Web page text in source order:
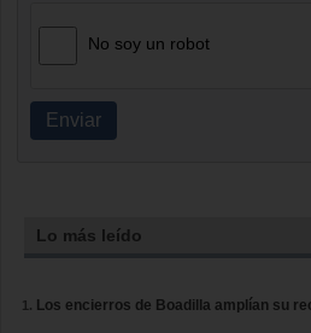
No soy un robot
Enviar
Lo más leído
Los encierros de Boadilla amplían su